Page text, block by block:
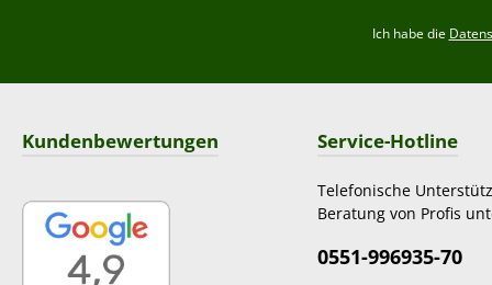
Ich habe die
Service-Hotline
Telefonische
Beratung von Profis
0551-996935-70
Kundenbewertungen